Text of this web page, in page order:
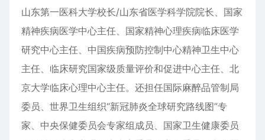
山东第一医科大学校长/山东省医学科学院院长、国家
精神疾病医学中心主任、国家精神心理疾病临床医学
研究中心主任、中国疾病预防控制中心精神卫生中心
主任、临床研究国家级质量评价和促进中心主任、北
京大学临床心理中心主任。还担任国际麻醉品管制局
委员、世界卫生组织“新冠肺炎全球研究路线图”专
家、中央保健委员会专家组成员、国家卫生健康委员